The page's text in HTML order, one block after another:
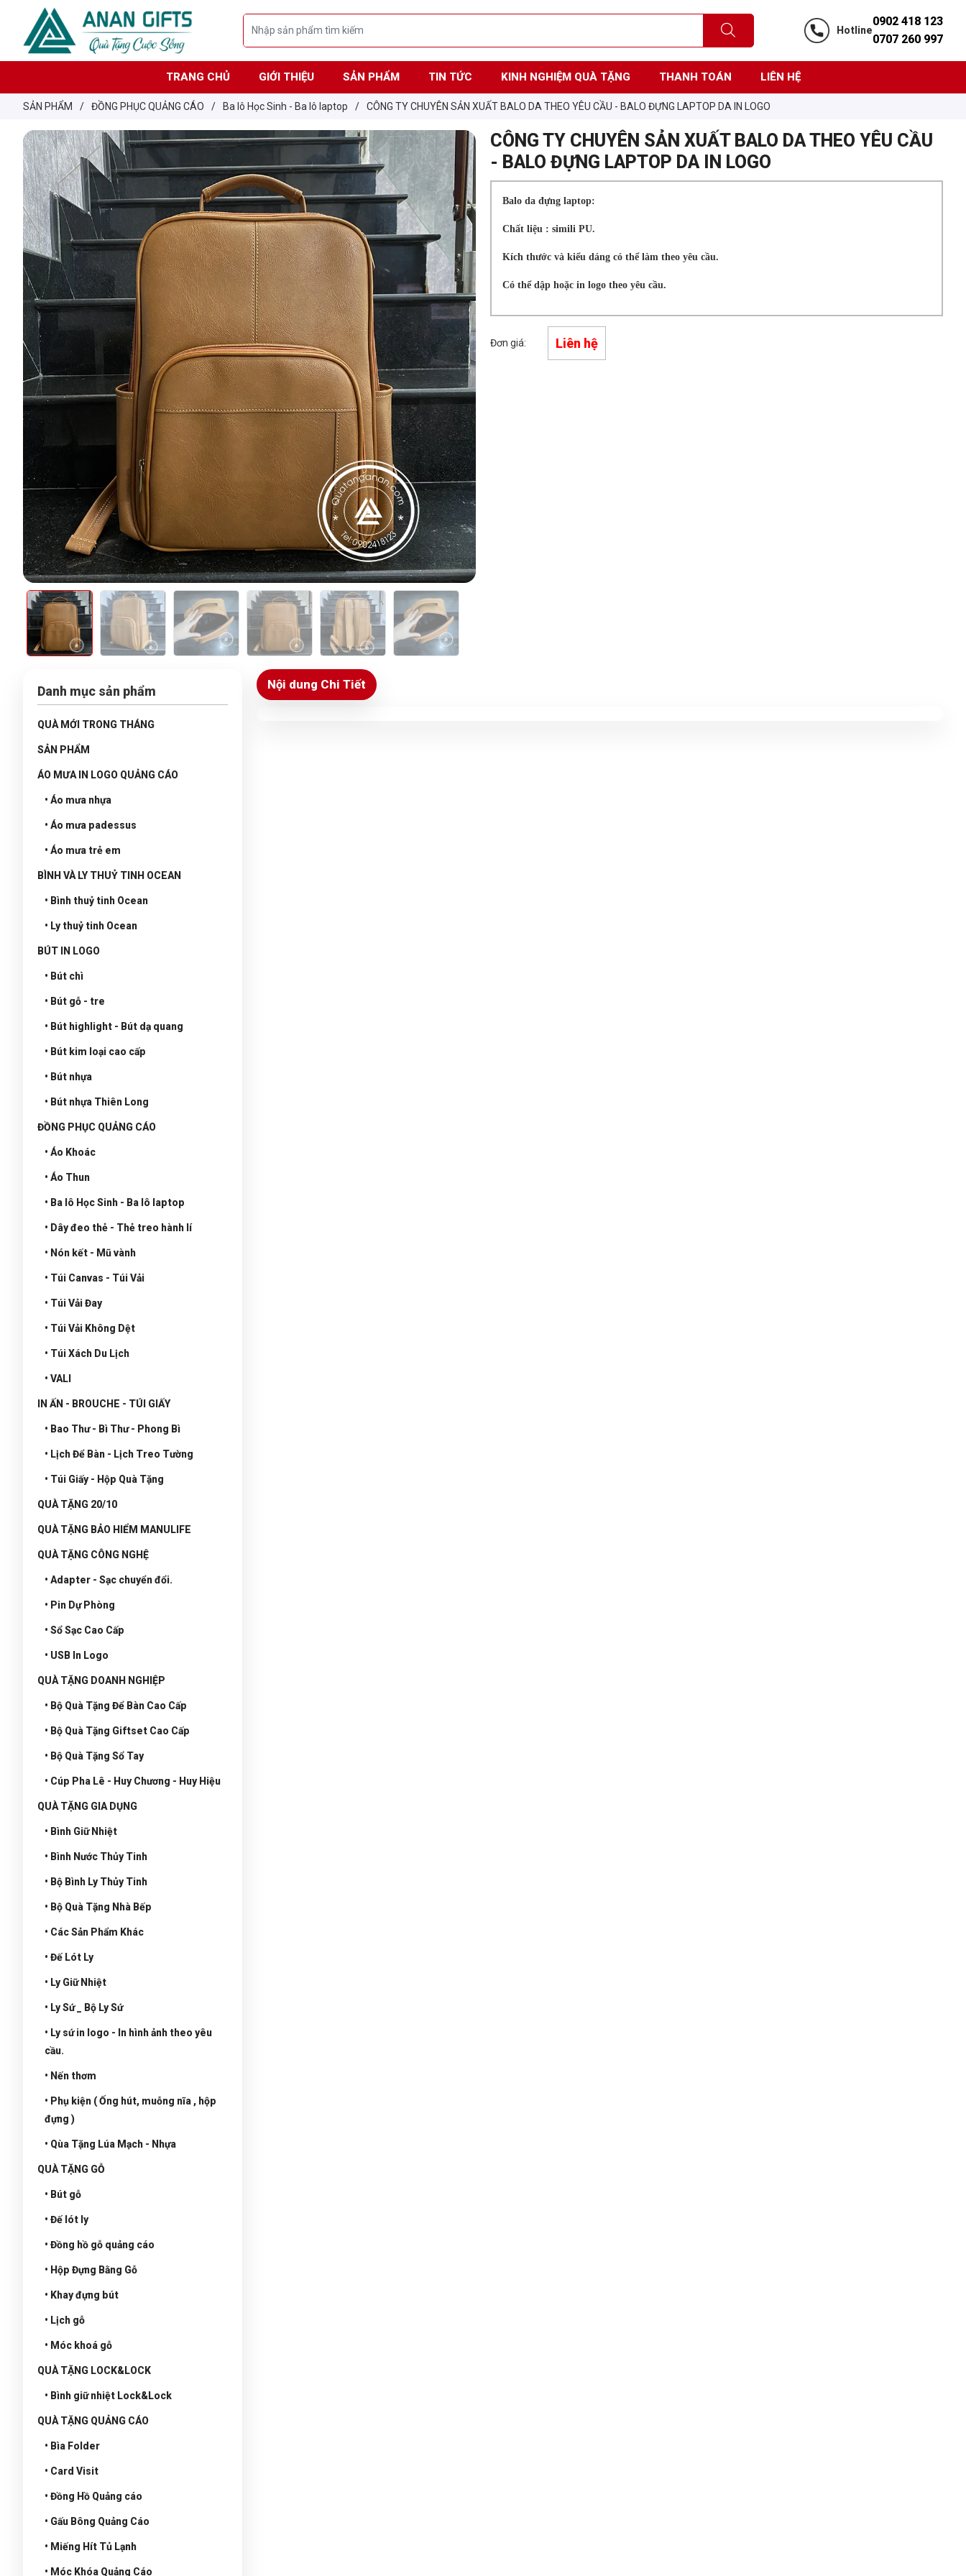
Hotline
0902 418 123
0707 260 997
TRANG CHỦ GIỚI THIỆU SẢN PHẨM TIN TỨC KINH NGHIỆM QUÀ TẶNG THANH TOÁN LIÊN HỆ
SẢN PHẨM / ĐỒNG PHỤC QUẢNG CÁO / Ba lô Học Sinh - Ba lô laptop / CÔNG TY CHUYÊN SẢN XUẤT BALO DA THEO YÊU CẦU - BALO ĐỰNG LAPTOP DA IN LOGO
CÔNG TY CHUYÊN SẢN XUẤT BALO DA THEO YÊU CẦU
- BALO ĐỰNG LAPTOP DA IN LOGO
Balo da đựng laptop:
Chất liệu : simili PU.
Kích thước và kiểu dáng có thể làm theo yêu cầu.
Có thể dập hoặc in logo theo yêu cầu.
Đơn giá: Liên hệ
Danh mục sản phẩm
QUÀ MỚI TRONG THÁNG
SẢN PHẨM
ÁO MƯA IN LOGO QUẢNG CÁO
• Áo mưa nhựa
• Áo mưa padessus
• Áo mưa trẻ em
BÌNH VÀ LY THUỶ TINH OCEAN
• Bình thuỷ tinh Ocean
• Ly thuỷ tinh Ocean
BÚT IN LOGO
• Bút chì
• Bút gỗ - tre
• Bút highlight - Bút dạ quang
• Bút kim loại cao cấp
• Bút nhựa
• Bút nhựa Thiên Long
ĐỒNG PHỤC QUẢNG CÁO
• Áo Khoác
• Áo Thun
• Ba lô Học Sinh - Ba lô laptop
• Dây đeo thẻ - Thẻ treo hành lí
• Nón kết - Mũ vành
• Túi Canvas - Túi Vải
• Túi Vải Đay
• Túi Vải Không Dệt
• Túi Xách Du Lịch
• VALI
IN ẤN - BROUCHE - TÚI GIẤY
• Bao Thư - Bì Thư - Phong Bì
• Lịch Để Bàn - Lịch Treo Tường
• Túi Giấy - Hộp Quà Tặng
QUÀ TẶNG 20/10
QUÀ TẶNG BẢO HIỂM MANULIFE
QUÀ TẶNG CÔNG NGHỆ
• Adapter - Sạc chuyển đổi.
• Pin Dự Phòng
• Sổ Sạc Cao Cấp
• USB In Logo
QUÀ TẶNG DOANH NGHIỆP
• Bộ Quà Tặng Để Bàn Cao Cấp
• Bộ Quà Tặng Giftset Cao Cấp
• Bộ Quà Tặng Sổ Tay
• Cúp Pha Lê - Huy Chương - Huy Hiệu
QUÀ TẶNG GIA DỤNG
• Bình Giữ Nhiệt
• Bình Nước Thủy Tinh
• Bộ Bình Ly Thủy Tinh
• Bộ Quà Tặng Nhà Bếp
• Các Sản Phẩm Khác
• Đế Lót Ly
• Ly Giữ Nhiệt
• Ly Sứ _ Bộ Ly Sứ
• Ly sứ in logo - In hình ảnh theo yêu
cầu.
• Nến thơm
• Phụ kiện ( Ống hút, muỗng nĩa , hộp
đựng )
• Qùa Tặng Lúa Mạch - Nhựa
QUÀ TẶNG GỖ
• Bút gỗ
• Đế lót ly
• Đồng hồ gỗ quảng cáo
• Hộp Đựng Bằng Gỗ
• Khay đựng bút
• Lịch gỗ
• Móc khoá gỗ
QUÀ TẶNG LOCK&LOCK
• Bình giữ nhiệt Lock&Lock
QUÀ TẶNG QUẢNG CÁO
• Bìa Folder
• Card Visit
• Đồng Hồ Quảng cáo
• Gấu Bông Quảng Cáo
• Miếng Hít Tủ Lạnh
• Móc Khóa Quảng Cáo
Nội dung Chi Tiết